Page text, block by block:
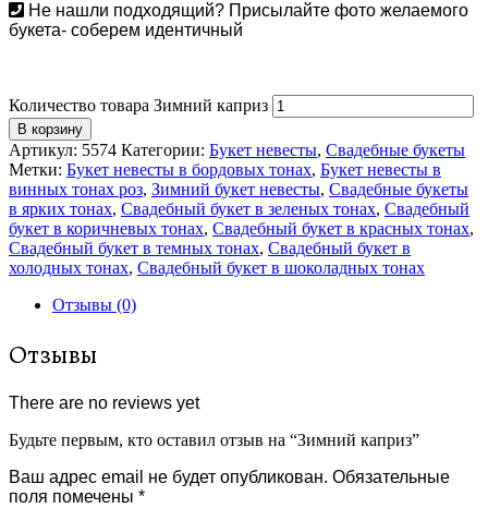
Не нашли подходящий? Присылайте фото желаемого
букета- соберем идентичный
Количество товара Зимний каприз
В корзину
Артикул: 5574 Категории: Букет невесты, Свадебные букеты
Метки: Букет невесты в бордовых тонах, Букет невесты в
винных тонах роз, Зимний букет невесты, Свадебные букеты
в ярких тонах, Свадебный букет в зеленых тонах, Свадебный
букет в коричневых тонах, Свадебный букет в красных тонах,
Свадебный букет в темных тонах, Свадебный букет в
холодных тонах, Свадебный букет в шоколадных тонах
Отзывы (0)
Отзывы
There are no reviews yet
Будьте первым, кто оставил отзыв на “Зимний каприз”
Ваш адрес email не будет опубликован. Обязательные
поля помечены *